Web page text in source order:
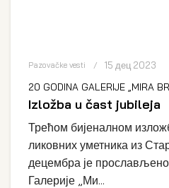
Pazovačke vesti 15 дец 2023
20 GODINA GALERIJE „MIRA
Izložba u čast jubileja
Трећом бијеналном
ликовних уметника из
децембра је
Галерије „Ми...